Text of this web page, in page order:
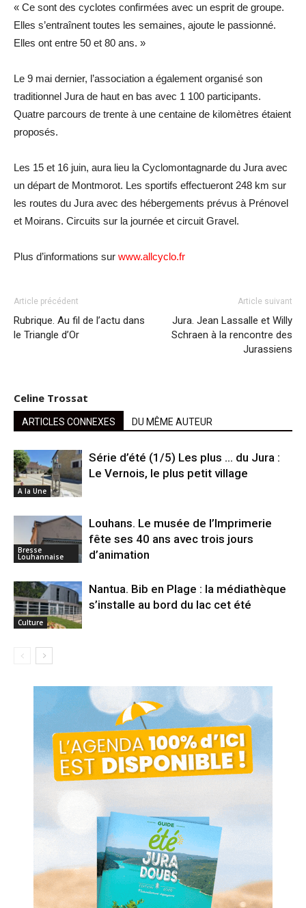
« Ce sont des cyclotes confirmées avec un esprit de groupe.
Elles s’entraînent toutes les semaines, ajoute le passionné.
Elles ont entre 50 et 80 ans. »
Le 9 mai dernier, l’association a également organisé son
traditionnel Jura de haut en bas avec 1 100 participants.
Quatre parcours de trente à une centaine de kilomètres étaient
proposés.
Les 15 et 16 juin, aura lieu la Cyclomontagnarde du Jura avec
un départ de Montmorot. Les sportifs effectueront 248 km sur
les routes du Jura avec des hébergements prévus à Prénovel
et Moirans. Circuits sur la journée et circuit Gravel.
Plus d’informations sur www.allcyclo.fr
Article précédent
Rubrique. Au fil de l’actu dans
le Triangle d’Or
Article suivant
Jura. Jean Lassalle et Willy
Schraen à la rencontre des
Jurassiens
Celine Trossat
ARTICLES CONNEXES DU MÊME AUTEUR
A la Une
Série d’été (1/5) Les plus … du Jura :
Le Vernois, le plus petit village
Bresse
Louhannaise
Louhans. Le musée de l’Imprimerie
fête ses 40 ans avec trois jours
d’animation
Culture
Nantua. Bib en Plage : la médiathèque
s’installe au bord du lac cet été